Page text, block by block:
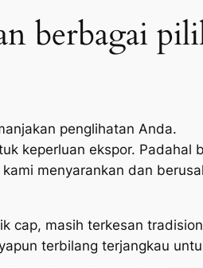
berbagai
penglihatan Anda.
keperluan ekspor. Padahal
menyarankan dan
cap, masih terkesan
terbilang terjangkau